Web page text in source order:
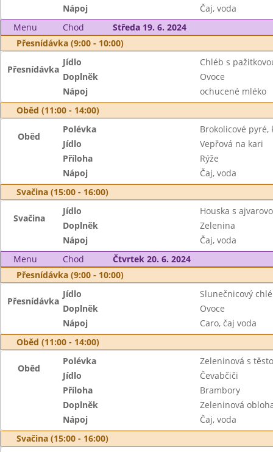
Nápoj
Čaj, voda
Menu
Chod
Středa 19. 6. 2024
Přesnídávka (9:00 - 10:00)
Přesnídávka
Jídlo
Chléb s
Doplněk
Ovoce
Nápoj
ochucené mléko
Oběd (11:00 - 14:00)
Oběd
Polévka
Brokolicové pyré,
Jídlo
Vepřová na kari
Příloha
Rýže
Nápoj
Čaj, voda
Svačina (15:00 - 16:00)
Svačina
Jídlo
Houska s
Doplněk
Zelenina
Nápoj
Čaj, voda
Menu
Chod
Čtvrtek 20. 6. 2024
Přesnídávka (9:00 - 10:00)
Přesnídávka
Jídlo
Slunečnicový
Doplněk
Ovoce
Nápoj
Caro, čaj voda
Oběd (11:00 - 14:00)
Oběd
Polévka
Zeleninová s
Jídlo
Čevabčiči
Příloha
Brambory
Doplněk
Zeleninová
Nápoj
Čaj, voda
Svačina (15:00 - 16:00)